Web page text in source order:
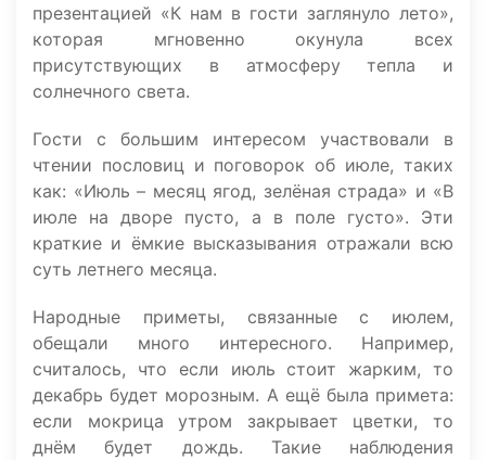
презентацией «К нам в гости заглянуло лето»,
которая мгновенно окунула всех
присутствующих в атмосферу тепла и
солнечного света.
Гости с большим интересом участвовали в
чтении пословиц и поговорок об июле, таких
как: «Июль – месяц ягод, зелёная страда» и «В
июле на дворе пусто, а в поле густо». Эти
краткие и ёмкие высказывания отражали всю
суть летнего месяца.
Народные приметы, связанные с июлем,
обещали много интересного. Например,
считалось, что если июль стоит жарким, то
декабрь будет морозным. А ещё была примета:
если мокрица утром закрывает цветки, то
днём будет дождь. Такие наблюдения